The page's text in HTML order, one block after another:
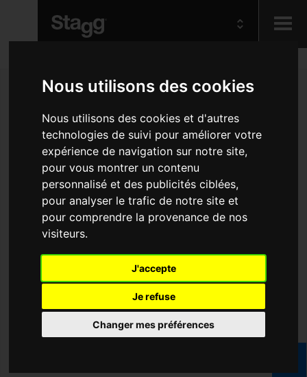
Nous utilisons des cookies
Nous utilisons des cookies et d'autres
technologies de suivi pour améliorer votre
expérience de navigation sur notre site,
pour vous montrer un contenu
personnalisé et des publicités ciblées,
pour analyser le trafic de notre site et
pour comprendre la provenance de nos
visiteurs.
J'accepte
Je refuse
Changer mes préférences
Audio &
Lighting